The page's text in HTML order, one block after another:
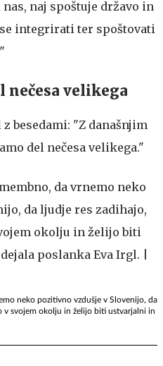
naj spoštuje državo in
integrirati ter spoštovati
nečesa velikega
besedami: "Z današnjim
del nečesa velikega."
neko pozitivno vzdušje v Slovenijo, da
v svojem okolju in želijo biti ustvarjalni in